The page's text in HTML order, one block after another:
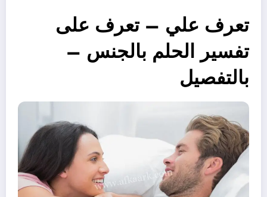
تعرف علي – تعرف على
تفسير الحلم بالجنس –
بالتفصيل